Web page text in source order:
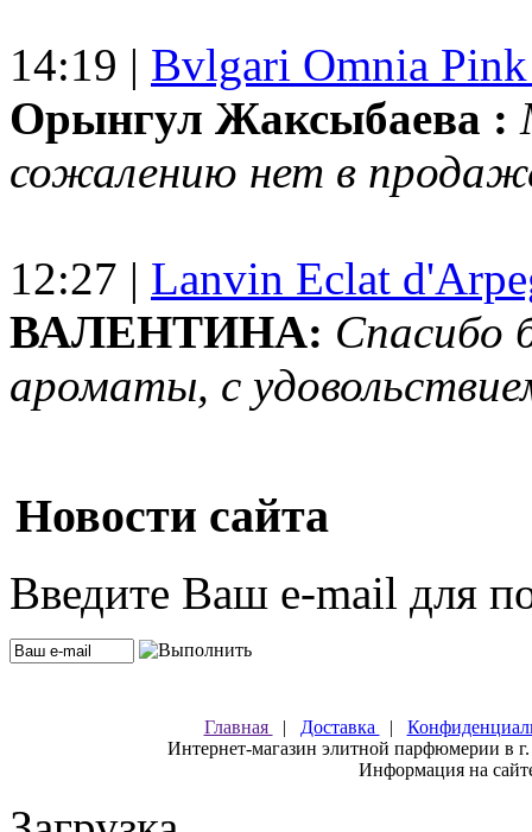
14:19 | Bvlgari Omnia
Орынгул Жаксыбаева :
сожалению нет в
12:27 | Lanvin Eclat
ВАЛЕНТИНА: Спасибо
ароматы, с
Новости сайта
Введите Ваш e-mail для
Главная | Доставка |
Интернет-магазин элитной парфюмерии в
Информация на